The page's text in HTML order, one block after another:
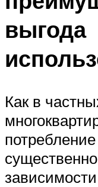
выгода
Как в